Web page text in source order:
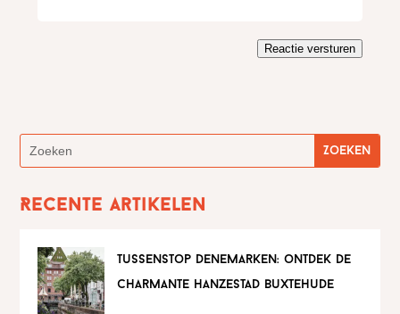
Reactie versturen
Recente artikelen
tussenstop denemarken: ontdek de
charmante hanzestad buxtehude